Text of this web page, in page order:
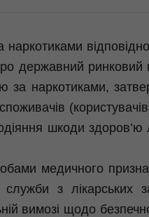
державний ринковий
наркотиками,
шкоди
медичного
з лікарських
вимозі щодо